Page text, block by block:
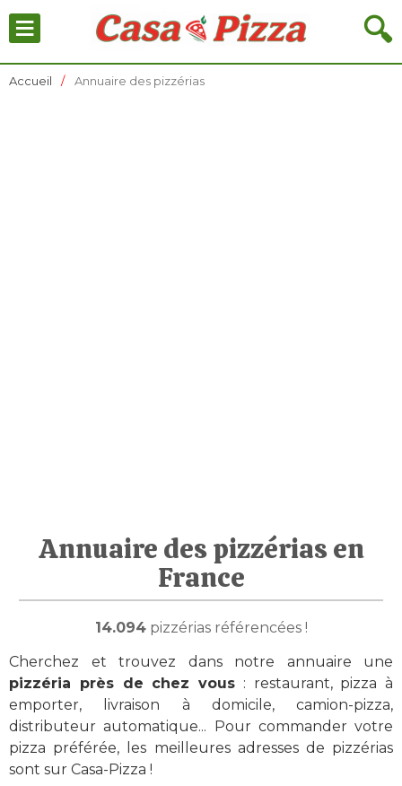
🔍
≡
Accueil Annuaire des pizzérias
Annuaire des pizzérias en
France
14.094pizzérias référencées !
Cherchez et trouvez dans notre annuaire une
pizzéria près de chez vous : restaurant, pizza à
emporter, livraison à domicile, camion-pizza,
distributeur automatique... Pour commander votre
pizza préférée, les meilleures adresses de pizzérias
sont sur Casa-Pizza !